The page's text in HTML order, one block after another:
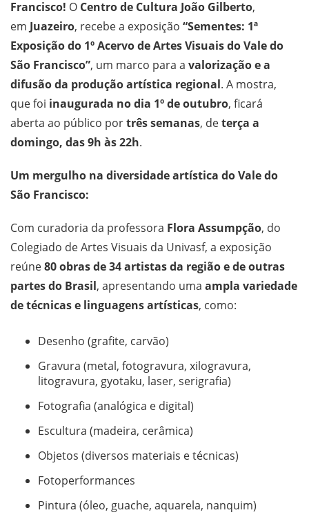
Francisco! O Centro de Cultura João Gilberto,
em Juazeiro, recebe a exposição “Sementes: 1ª
Exposição do 1º Acervo de Artes Visuais do Vale do
São Francisco”, um marco para a valorização e a
difusão da produção artística regional. A mostra,
que foi inaugurada no dia 1º de outubro, ficará
aberta ao público portrês semanas, deterça a
domingo, das 9h às 22h.
Um mergulho na diversidade artística do Vale do
São Francisco:
Com curadoria da professora Flora Assumpção, do
Colegiado de Artes Visuais da Univasf, a exposição
reúne80 obras de 34 artistas da região e de outras
partes do Brasil, apresentando uma ampla variedade
de técnicas e linguagens artísticas, como:
Desenho (grafite, carvão)
Gravura (metal, fotogravura, xilogravura,
litogravura, gyotaku, laser, serigrafia)
Fotografia (analógica e digital)
Escultura (madeira, cerâmica)
Objetos (diversos materiais e técnicas)
Fotoperformances
Pintura (óleo, guache, aquarela, nanquim)